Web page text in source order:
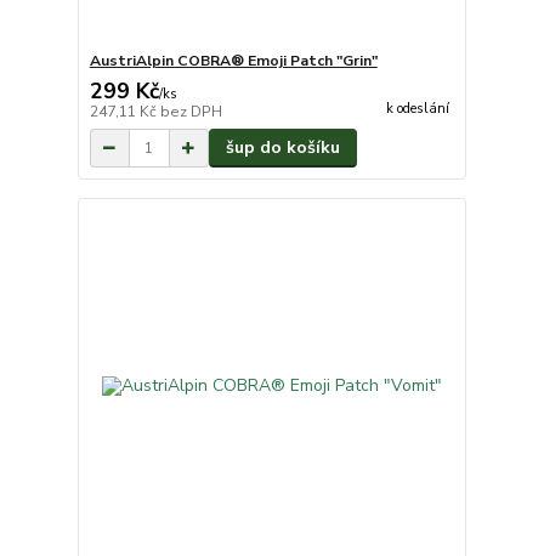
AustriAlpin COBRA® Emoji Patch "Grin"
299 Kč/ks
247,11 Kč bez DPH k odeslání
šup do košíku